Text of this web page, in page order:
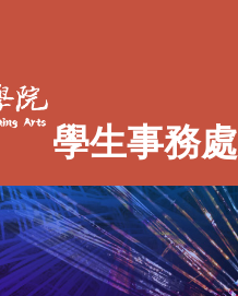
學生事務處